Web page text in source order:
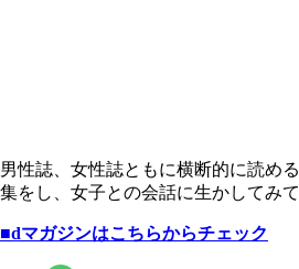
男性誌、女性誌ともに横断的に読め
集をし、女子との会話に生かしてみ
■dマガジンはこちらからチェック